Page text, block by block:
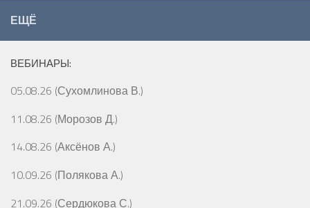
ЕЩЁ
ВЕБИНАРЫ:
05.08.26 (Сухомлинова В.)
11.08.26 (Морозов Д.)
14.08.26 (Аксёнов А.)
10.09.26 (Полякова А.)
21.09.26 (Сердюкова С.)